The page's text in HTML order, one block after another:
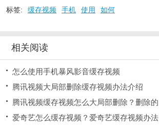
标签: 缓存视频 手机 使用 如何
相关阅读
怎么使用手机暴风影音缓存视频
腾讯视频大局部删除缓存视频办法介绍
腾讯视频缓存视频怎么大局部删除？删除的
爱奇艺怎么缓存视频？爱奇艺缓存视频办法